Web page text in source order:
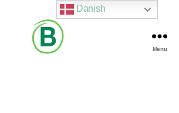
Menu
Danish